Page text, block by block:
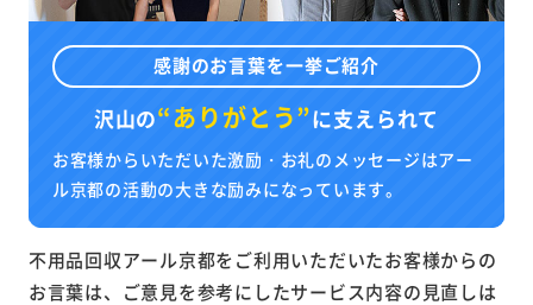
感謝のお言葉を一挙ご紹介
沢山の“ありがとう”に支えられて
お客様からいただいた激励・お礼のメッセージはアー
ル京都の活動の大きな励みになっています。
不用品回収アール京都をご利用いただいたお客様からの
お言葉は、ご意見を参考にしたサービス内容の見直しは